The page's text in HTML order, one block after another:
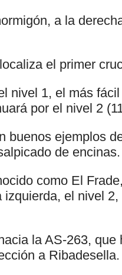
a la
el primer
nivel 1, el más
por el nivel 2
buenos ejemplos
de encinas.
como El
el nivel
la AS-263, que
a Ribadesella.